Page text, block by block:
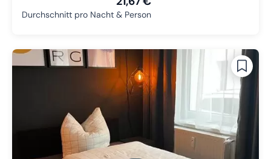
Durchschnitt pro Nacht & Person